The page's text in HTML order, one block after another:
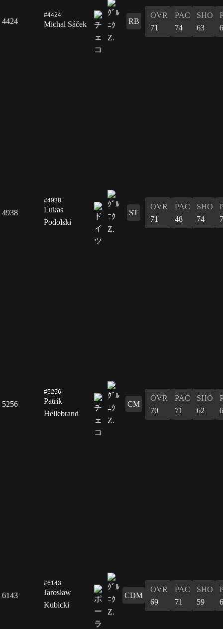
4424
#4424
Michal Sáček RB
OVR
71
PAC
74
SHO
63
4938
#4938
Lukas
Podolski
ST
OVR
71
PAC
48
SHO
74
5256
#5256
Patrik
Hellebrand
CM
OVR
70
PAC
71
SHO
62
6143
#6143
Jarosław
Kubicki
CDM
OVR
69
PAC
71
SHO
59